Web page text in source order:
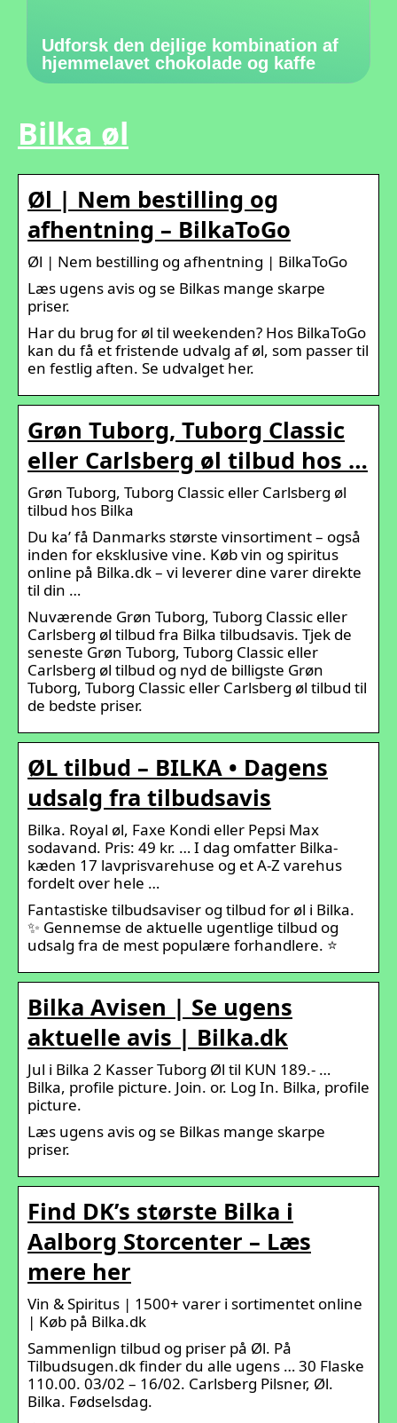
Udforsk den dejlige kombination af
hjemmelavet chokolade og kaffe
Bilka øl
Øl | Nem bestilling og
afhentning – BilkaToGo
Øl | Nem bestilling og afhentning | BilkaToGo
Læs ugens avis og se Bilkas mange skarpe
priser.
Har du brug for øl til weekenden? Hos BilkaToGo
kan du få et fristende udvalg af øl, som passer til
en festlig aften. Se udvalget her.
Grøn Tuborg, Tuborg Classic
eller Carlsberg øl tilbud hos …
Grøn Tuborg, Tuborg Classic eller Carlsberg øl
tilbud hos Bilka
Du ka’ få Danmarks største vinsortiment – også
inden for eksklusive vine. Køb vin og spiritus
online på Bilka.dk – vi leverer dine varer direkte
til din …
Nuværende Grøn Tuborg, Tuborg Classic eller
Carlsberg øl tilbud fra Bilka tilbudsavis. Tjek de
seneste Grøn Tuborg, Tuborg Classic eller
Carlsberg øl tilbud og nyd de billigste Grøn
Tuborg, Tuborg Classic eller Carlsberg øl tilbud til
de bedste priser.
ØL tilbud – BILKA • Dagens
udsalg fra tilbudsavis
Bilka. Royal øl, Faxe Kondi eller Pepsi Max
sodavand. Pris: 49 kr. … I dag omfatter Bilka-
kæden 17 lavprisvarehuse og et A-Z varehus
fordelt over hele …
Fantastiske tilbudsaviser og tilbud for øl i Bilka.
✨ Gennemse de aktuelle ugentlige tilbud og
udsalg fra de mest populære forhandlere. ⭐
Bilka Avisen | Se ugens
aktuelle avis | Bilka.dk
Jul i Bilka 2 Kasser Tuborg Øl til KUN 189.- …
Bilka, profile picture. Join. or. Log In. Bilka, profile
picture.
Læs ugens avis og se Bilkas mange skarpe
priser.
Find DK’s største Bilka i
Aalborg Storcenter – Læs
mere her
Vin & Spiritus | 1500+ varer i sortimentet online
| Køb på Bilka.dk
Sammenlign tilbud og priser på Øl. På
Tilbudsugen.dk finder du alle ugens … 30 Flaske
110.00. 03/02 – 16/02. Carlsberg Pilsner, Øl.
Bilka. Fødselsdag.